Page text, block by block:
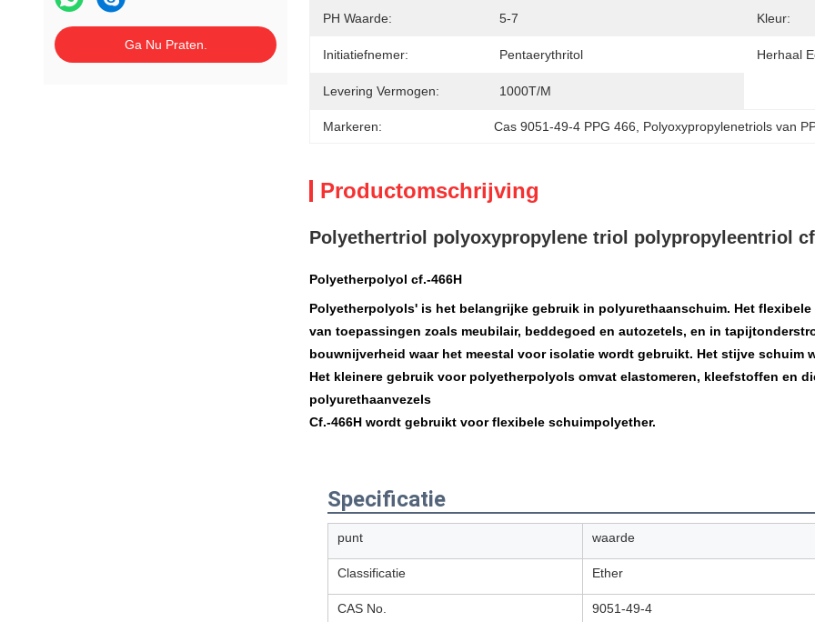
Ga Nu Praten.
PH Waarde: 5-7 Kleur:
Initiatiefnemer: Pentaerythritol Herhaal
Levering Vermogen: 1000T/M
Markeren: Cas 9051-49-4 PPG 466 Polyoxypropylenetriols van
Productomschrijving
Polyethertriol polyoxypropylene triol polypropyleentriol
Polyetherpolyol cf.-466H
Polyetherpolyols' is het belangrijke gebruik in polyurethaanschuim. Het
van toepassingen zoals meubilair, beddegoed en autozetels, en in
bouwnijverheid waar het meestal voor isolatie wordt gebruikt. Het stijve
Het kleinere gebruik voor polyetherpolyols omvat elastomeren, kleefstoffen en
polyurethaanvezels
Cf.-466H wordt gebruikt voorflexibele schuimpolyether.
Specificatie
punt waarde
Classificatie Ether
CAS No. 9051-49-4